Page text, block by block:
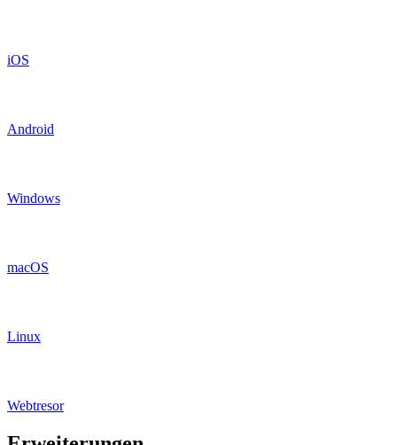
iOS
Android
Windows
macOS
Linux
Webtresor